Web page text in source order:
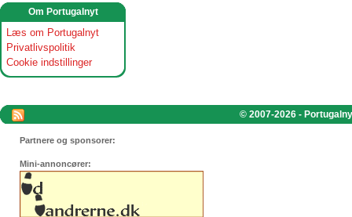
Om Portugalnyt
Læs om Portugalnyt
Privatlivspolitik
Cookie indstillinger
© 2007-2026 -
Partnere og sponsorer:
Mini-annoncører: